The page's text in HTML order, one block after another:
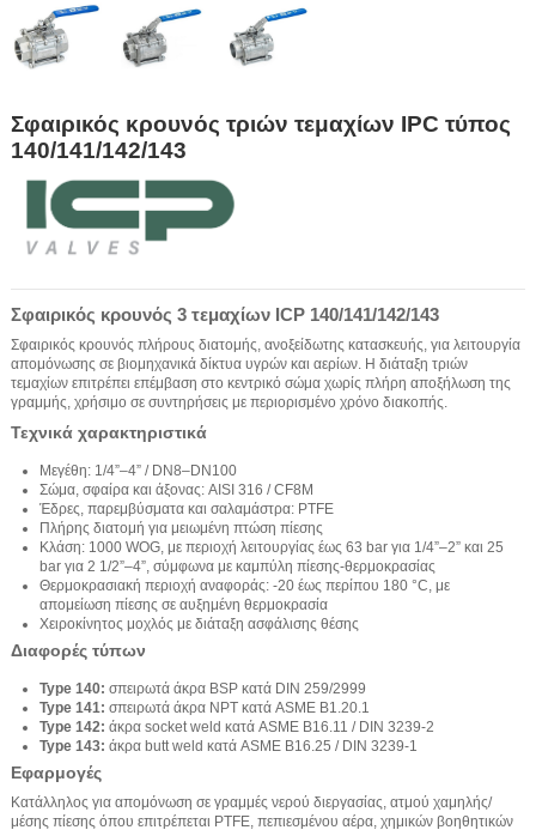
Σφαιρικός κρουνός τριών τεμαχίων IPC τύπος
140/141/142/143
Σφαιρικός κρουνός 3 τεμαχίων ICP 140/141/142/143
Σφαιρικός κρουνός πλήρους διατομής, ανοξείδωτης κατασκευής, για λειτουργία
απομόνωσης σε βιομηχανικά δίκτυα υγρών και αερίων. Η διάταξη τριών
τεμαχίων επιτρέπει επέμβαση στο κεντρικό σώμα χωρίς πλήρη αποξήλωση της
γραμμής, χρήσιμο σε συντηρήσεις με περιορισμένο χρόνο διακοπής.
Τεχνικά χαρακτηριστικά
Μεγέθη: 1/4”–4” / DN8–DN100
Σώμα, σφαίρα και άξονας: AISI 316 / CF8M
Έδρες, παρεμβύσματα και σαλαμάστρα: PTFE
Πλήρης διατομή για μειωμένη πτώση πίεσης
Κλάση: 1000 WOG, με περιοχή λειτουργίας έως 63 bar για 1/4”–2” και 25
bar για 2 1/2”–4”, σύμφωνα με καμπύλη πίεσης-θερμοκρασίας
Θερμοκρασιακή περιοχή αναφοράς: -20 έως περίπου 180 °C, με
απομείωση πίεσης σε αυξημένη θερμοκρασία
Χειροκίνητος μοχλός με διάταξη ασφάλισης θέσης
Διαφορές τύπων
Type 140: σπειρωτά άκρα BSP κατά DIN 259/2999
Type 141: σπειρωτά άκρα NPT κατά ASME B1.20.1
Type 142: άκρα socket weld κατά ASME B16.11 / DIN 3239-2
Type 143: άκρα butt weld κατά ASME B16.25 / DIN 3239-1
Εφαρμογές
Κατάλληλος για απομόνωση σε γραμμές νερού διεργασίας, ατμού χαμηλής/
μέσης πίεσης όπου επιτρέπεται PTFE, πεπιεσμένου αέρα, χημικών βοηθητικών